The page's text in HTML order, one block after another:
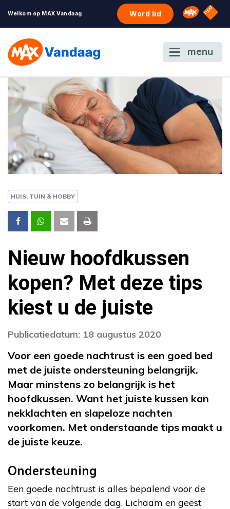
Welkom op MAX Vandaag Word lid Omroep
NPO
menu
HUIS, TUIN & HOBBY
Nieuw hoofdkussen
kopen? Met deze tips
kiest u de juiste
Publicatiedatum: 18 augustus 2020
Voor een goede nachtrust is een goed bed
met de juiste ondersteuning belangrijk.
Maar minstens zo belangrijk is het
hoofdkussen. Want het juiste kussen kan
nekklachten en slapeloze nachten
voorkomen. Met onderstaande tips maakt u
de juiste keuze.
Ondersteuning
Een goede nachtrust is alles bepalend voor de
start van de volgende dag. Lichaam en geest